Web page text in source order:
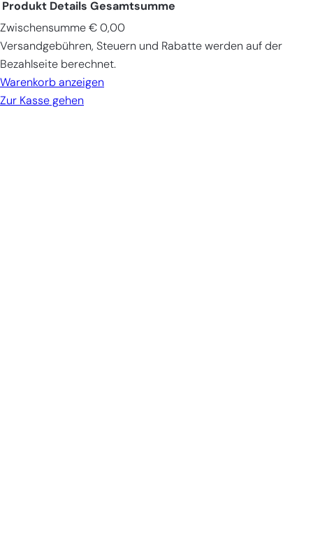
Produkte
im
Warenkorb
Produkt Details Gesamtsumme
Zwischensumme € 0,00
Versandgebühren, Steuern und Rabatte werden auf der
Bezahlseite berechnet.
Warenkorb anzeigen
Zur Kasse gehen